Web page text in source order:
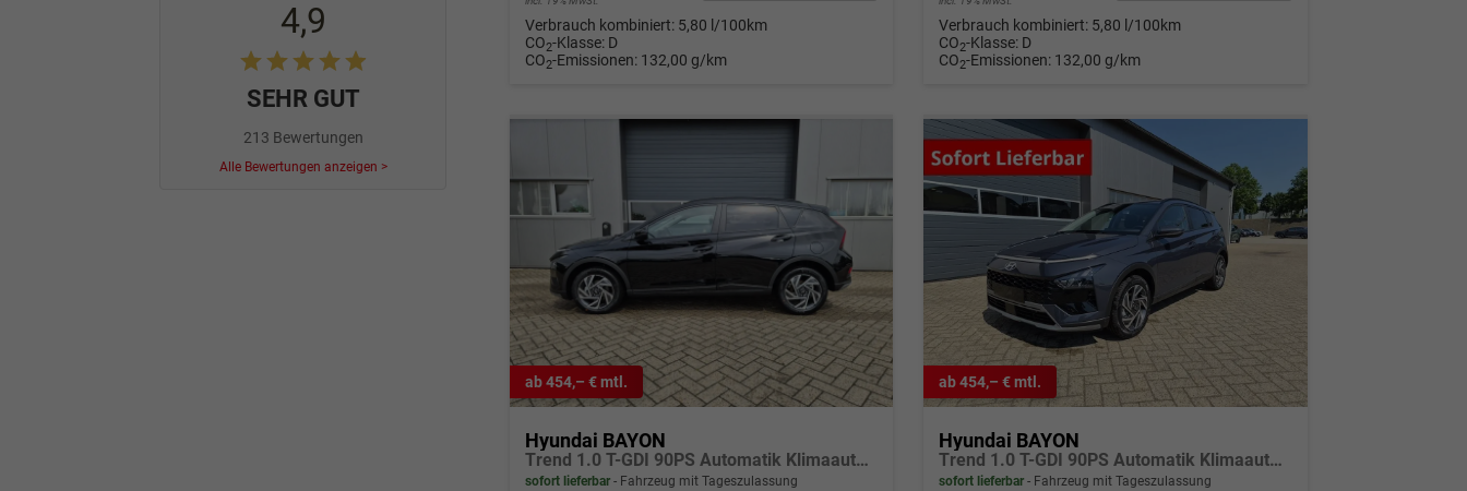
Verbrauch kombiniert: 5,80 l/100km
CO2-Klasse: D
CO2-Emissionen: 132,00 g/km
Verbrauch kombiniert: 5,80 l/100km
CO2-Klasse: D
CO2-Emissionen: 132,00 g/km
ab 454,– € mtl.
Hyundai BAYON
Trend 1.0 T-GDI 90PS Automatik Klimaautomatik Rückf.Kamera Parksensoren Sitzheizung Lenkradheizung Bluetooth Touchscreen Tempomat Apple CarPlay + Android Auto 16"LM
sofort lieferbar Fahrzeug mit Tageszulassung
ab 454,– € mtl.
Hyundai BAYON
Trend 1.0 T-GDI 90PS Automatik Klimaautomatik Rückf.Kamera Parksensoren Sitzheizung Lenkradheizung Bluetooth Touchscreen Tempomat Apple CarPlay + Android Auto 16"LM
sofort lieferbar Fahrzeug mit Tageszulassung
4,9
SEHR GUT
213 Bewertungen
Alle Bewertungen anzeigen >